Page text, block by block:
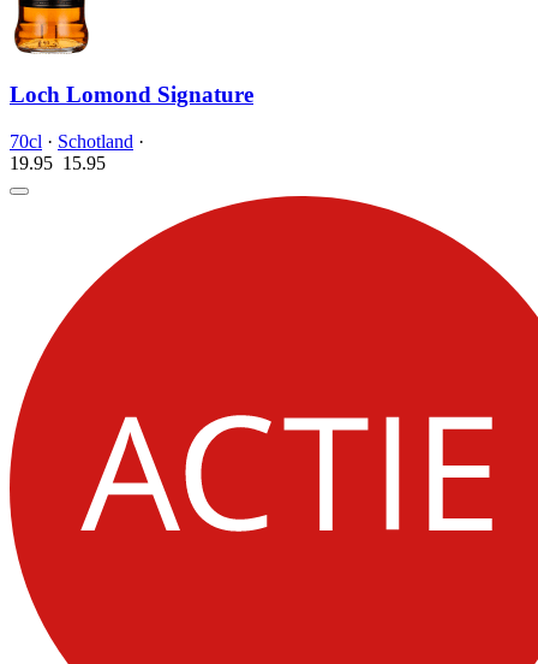
Loch Lomond Signature
70cl · Schotland ·
19.95 15.95